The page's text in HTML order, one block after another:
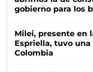
gobierno para los
Milei, presente en
Espriella, tuvo
Colombia